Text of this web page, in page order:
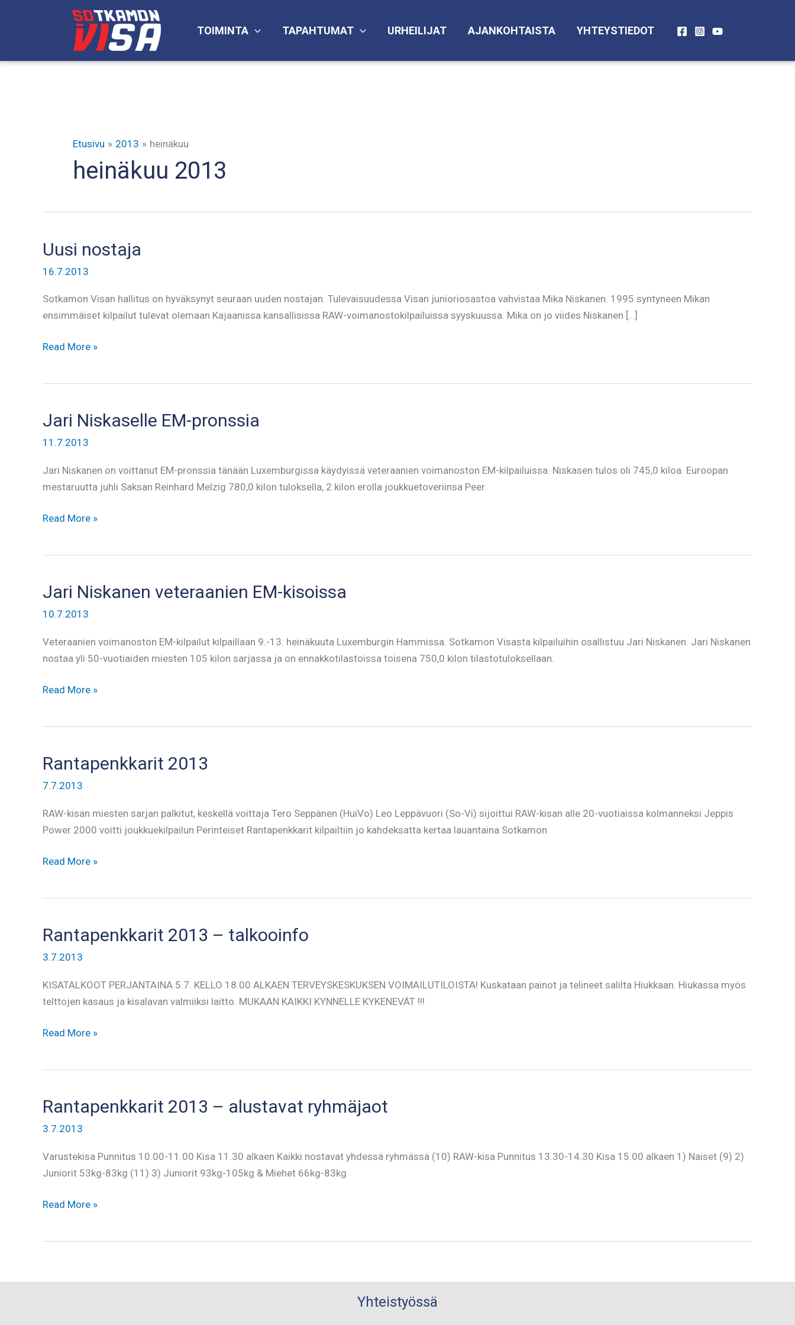
TOIMINTA TAPAHTUMAT URHEILIJAT AJANKOHTAISTA YHTEYSTIEDOT
Etusivu 2013 heinäkuu
heinäkuu 2013
Uusi nostaja
16.7.2013
Sotkamon Visan hallitus on hyväksynyt seuraan uuden nostajan. Tulevaisuudessa Visan junioriosastoa vahvistaa Mika Niskanen. 1995 syntyneen Mikan
ensimmäiset kilpailut tulevat olemaan Kajaanissa kansallisissa RAW-voimanostokilpailuissa syyskuussa. Mika on jo viides Niskanen […]
Uusi
Read More »
Jari Niskaselle EM-pronssia
11.7.2013
Jari Niskanen on voittanut EM-pronssia tänään Luxemburgissa käydyissä veteraanien voimanoston EM-kilpailuissa. Niskasen tulos oli 745,0 kiloa. Euroopan
mestaruutta juhli Saksan Reinhard Melzig 780,0 kilon tuloksella, 2 kilon erolla joukkuetoveriinsa Peer
Jari
Read More »
Jari Niskanen veteraanien EM-kisoissa
10.7.2013
Veteraanien voimanoston EM-kilpailut kilpaillaan 9.-13. heinäkuuta Luxemburgin Hammissa. Sotkamon Visasta kilpailuihin osallistuu Jari Niskanen. Jari Niskanen
nostaa yli 50-vuotiaiden miesten 105 kilon sarjassa ja on ennakkotilastoissa toisena 750,0 kilon tilastotuloksellaan.
Jari
kisoissa
Read More »
Rantapenkkarit 2013
7.7.2013
RAW-kisan miesten sarjan palkitut, keskellä voittaja Tero Seppänen (HuiVo) Leo Leppävuori (So-Vi) sijoittui RAW-kisan alle 20-vuotiaissa kolmanneksi Jeppis
Power 2000 voitti joukkuekilpailun Perinteiset Rantapenkkarit kilpailtiin jo kahdeksatta kertaa lauantaina Sotkamon
Rantapenkkarit
Read More »
Rantapenkkarit 2013 – talkooinfo
3.7.2013
KISATALKOOT PERJANTAINA 5.7. KELLO 18.00 ALKAEN TERVEYSKESKUKSEN VOIMAILUTILOISTA! Kuskataan painot ja telineet salilta Hiukkaan. Hiukassa myös
telttojen kasaus ja kisalavan valmiiksi laitto. MUKAAN KAIKKI KYNNELLE KYKENEVÄT !!!
Rantapenkkarit
Read More »
Rantapenkkarit 2013 – alustavat ryhmäjaot
3.7.2013
Varustekisa Punnitus 10.00-11.00 Kisa 11.30 alkaen Kaikki nostavat yhdessä ryhmässä (10) RAW-kisa Punnitus 13.30-14.30 Kisa 15.00 alkaen 1) Naiset (9) 2)
Juniorit 53kg-83kg (11) 3) Juniorit 93kg-105kg & Miehet 66kg-83kg
Rantapenkkarit
Read More »
Yhteistyössä